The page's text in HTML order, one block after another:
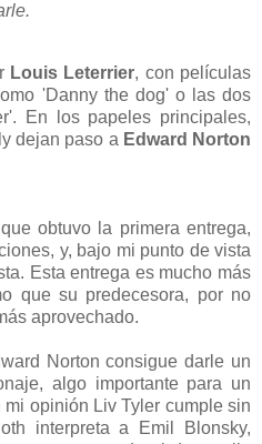
Louis Leterrier, con películas
'Danny the dog' o las dos
En los papeles principales,
dejan paso a Edward Norton
obtuvo la primera entrega,
y, bajo mi punto de vista
Esta entrega es mucho más
que su predecesora, por no
aprovechado.
Norton consigue darle un
algo importante para un
opinión Liv Tyler cumple sin
interpreta a Emil Blonsky,